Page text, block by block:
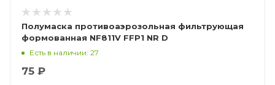
Полумаска противоаэрозольная фильтрующая
формованная NF811V FFP1 NR D
Есть в наличии: 27
75 ₽